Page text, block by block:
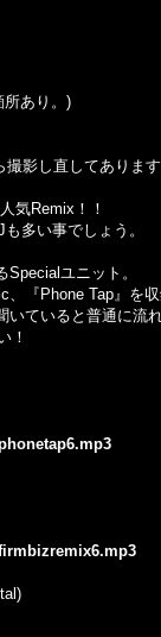
所あり。)
影し直してありま
気Remix！！
多い事でしょう。
ユニット。
『Phone Tap』を
いていると普通に流
！